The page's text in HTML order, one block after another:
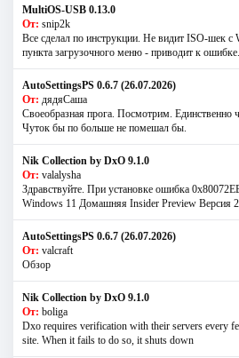
MultiOS-USB 0.13.0
От: snip2k
Все сделал по инструкции. Не видит ISO-шек
пункта загрузочного меню - приводит к ошибке.
AutoSettingsPS 0.6.7 (26.07.2026)
От: дядяСаша
Своеобразная прога. Посмотрим. Единственно
Чуток бы по больше не помешал бы.
Nik Collection by DxO 9.1.0
От: valalysha
Здравствуйте. При установке ошибка
Windows 11 Домашняя Insider Preview Версия
AutoSettingsPS 0.6.7 (26.07.2026)
От: valcraft
Обзор
Nik Collection by DxO 9.1.0
От: boliga
Dxo requires verification with their servers every
site. When it fails to do so, it shuts down